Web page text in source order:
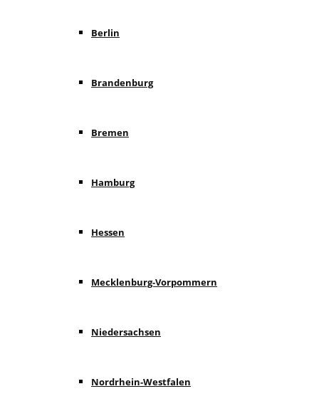
Berlin
Brandenburg
Bremen
Hamburg
Hessen
Mecklenburg-Vorpommern
Niedersachsen
Nordrhein-Westfalen